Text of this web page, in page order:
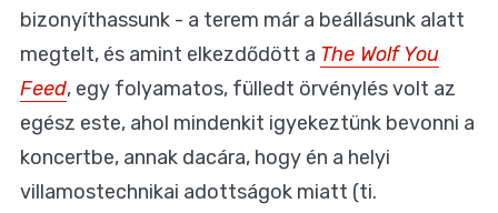
bizonyíthassunk - a terem már a beállásunk alatt
megtelt, és amint elkezdődött a The Wolf You
Feed, egy folyamatos, fülledt örvénylés volt az
egész este, ahol mindenkit igyekeztünk bevonni a
koncertbe, annak dacára, hogy én a helyi
villamostechnikai adottságok miatt (ti.